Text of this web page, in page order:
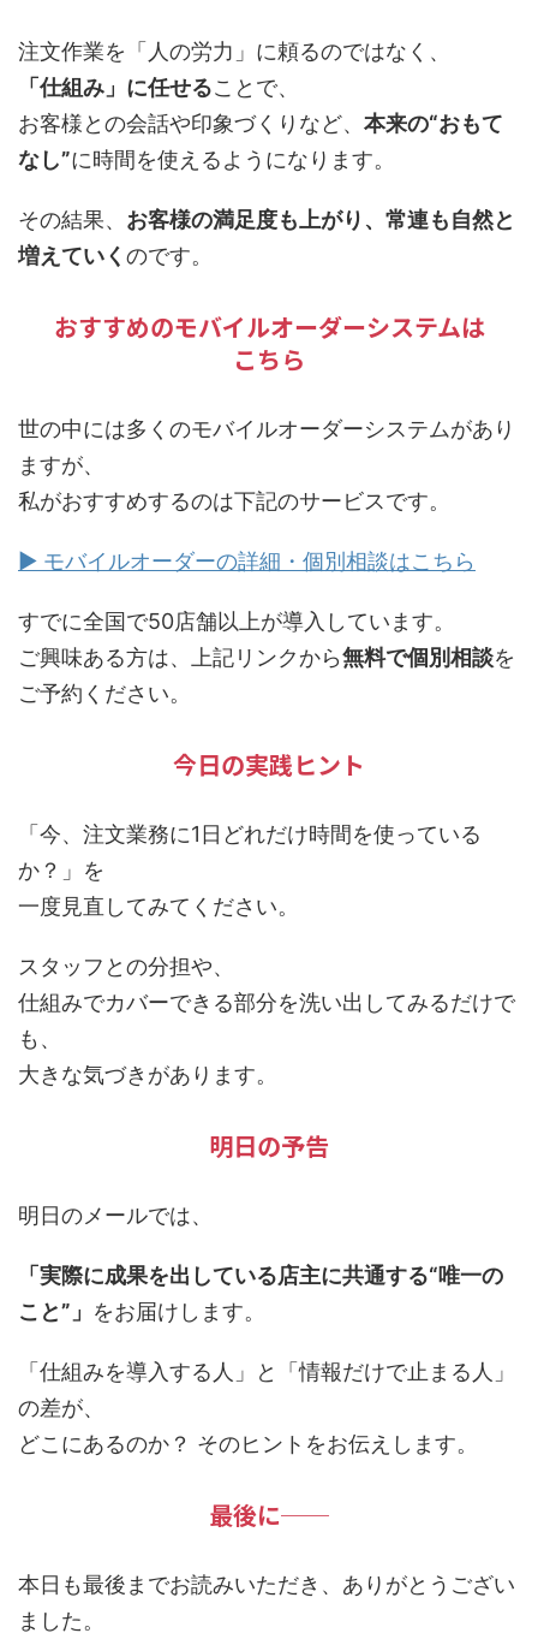
注文作業を「人の労力」に頼るのではなく、
「仕組み」に任せることで、
お客様との会話や印象づくりなど、 本来の“おもて
なし”に時間を使えるようになります。
その結果、 お客様の満足度も上がり、常連も自然と
増えていく のです。
おすすめのモバイルオーダーシステムは
こちら
世の中には多くのモバイルオーダーシステムがあり
ますが、
私がおすすめするのは下記のサービスです。
▶ モバイルオーダーの詳細・個別相談はこちら
すでに全国で50店舗以上が導入しています。
ご興味ある方は、上記リンクから無料で個別相談を
ご予約ください。
今日の実践ヒント
「今、注文業務に1日どれだけ時間を使っている
か？」を
一度見直してみてください。
スタッフとの分担や、
仕組みでカバーできる部分を洗い出してみるだけで
も、
大きな気づきがあります。
明日の予告
明日のメールでは、
「実際に成果を出している店主に共通する“唯一の
こと”」 をお届けします。
「仕組みを導入する人」と「情報だけで止まる人」
の差が、
どこにあるのか？ そのヒントをお伝えします。
最後に──
本日も最後までお読みいただき、ありがとうござい
ました。